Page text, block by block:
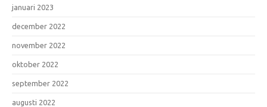
januari 2023
december 2022
november 2022
oktober 2022
september 2022
augusti 2022